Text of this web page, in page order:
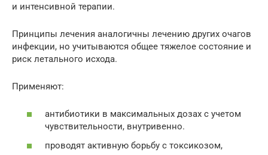
и интенсивной терапии.
Принципы лечения аналогичны лечению других очагов
инфекции, но учитываются общее тяжелое состояние и
риск летального исхода.
Применяют:
антибиотики в максимальных дозах с учетом
чувствительности, внутривенно.
проводят активную борьбу с токсикозом,